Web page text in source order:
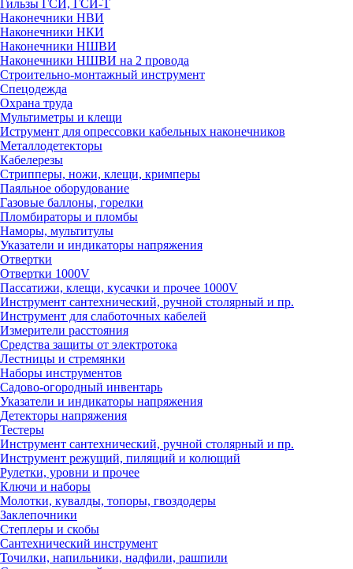
Гильзы ГСИ, ГСИ-Т
Наконечники НВИ
Наконечники НКИ
Наконечники НШВИ
Наконечники НШВИ на 2 провода
Строительно-монтажный инструмент
Спецодежда
Охрана труда
Мультиметры и клещи
Иструмент для опрессовки кабельных наконечников
Металлодетекторы
Кабелерезы
Стрипперы, ножи, клещи, кримперы
Паяльное оборудование
Газовые баллоны, горелки
Пломбираторы и пломбы
Наморы, мультитулы
Указатели и индикаторы напряжения
Отвертки
Отвертки 1000V
Пассатижи, клещи, кусачки и прочее 1000V
Инструмент сантехнический, ручной столярный и пр.
Инструмент для слаботочных кабелей
Измерители расстояния
Средства защиты от электротока
Лестницы и стремянки
Наборы инструментов
Садово-огородный инвентарь
Указатели и индикаторы напряжения
Детекторы напряжения
Тестеры
Инструмент сантехнический, ручной столярный и пр.
Инструмент режущий, пилящий и колющий
Рулетки, уровни и прочее
Ключи и наборы
Молотки, кувалды, топоры, гвоздодеры
Заклепочники
Степлеры и скобы
Сантехнический инструмент
Точилки, напильники, надфили, рашпили